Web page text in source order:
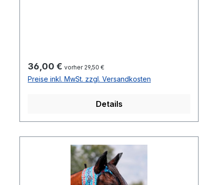
Regulärer Preis:
36,00 € vorher 29,50 €
Preise inkl. MwSt. zzgl. Versandkosten
Details